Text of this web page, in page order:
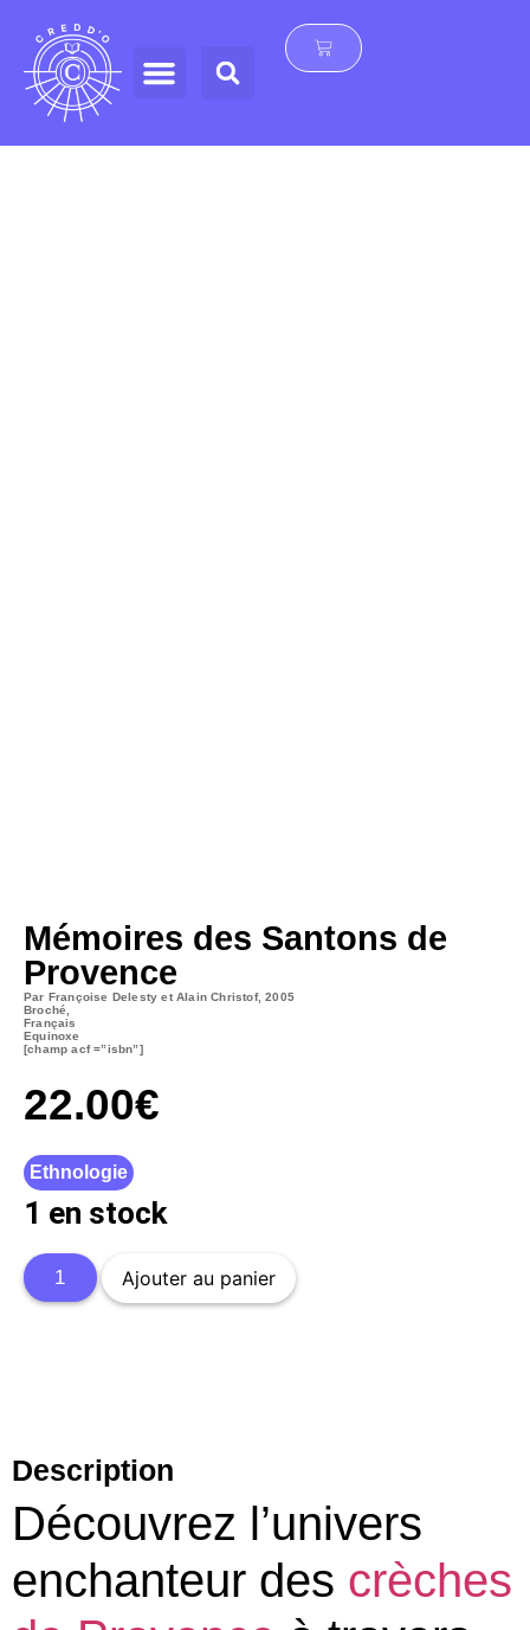
Mémoires des Santons de
Provence
Par Françoise Delesty et Alain Christof, 2005
Broché,
Français
Equinoxe
[champ acf=”isbn”]
22.00€
Ethnologie
1 en stock
Ajouter au panier
Description
Découvrez l’univers
enchanteur des crèches